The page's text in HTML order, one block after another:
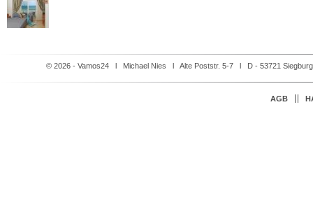
© 2026 - Vamos24 l Michael Nies l Alte Poststr. 5-7 l D - 53721
Navigation
AGB